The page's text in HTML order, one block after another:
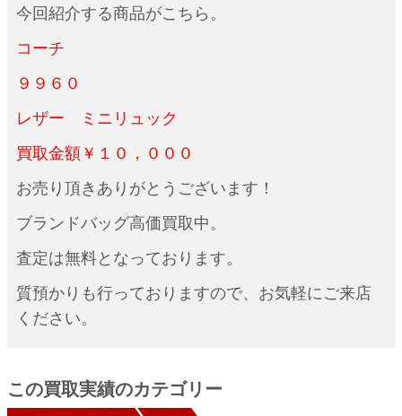
今回紹介する商品がこちら。
コーチ
９９６０
レザー ミニリュック
買取金額￥１０，０００
お売り頂きありがとうございます！
ブランドバッグ高価買取中。
査定は無料となっております。
質預かりも行っておりますので、お気軽にご来店
ください。
この買取実績のカテゴリー